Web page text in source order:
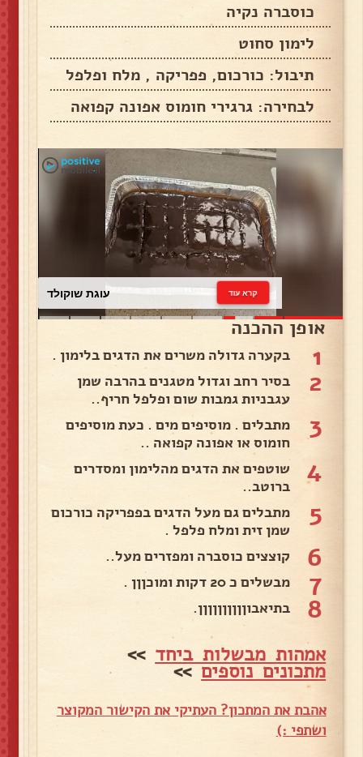
כוסברה נקיה
לימון סחוט
תיבול: כורכום, פפריקה , מלח ופלפל
לבחירה: גרגירי חומוס אפונה קפואה
עוגת שוקולד קרא עוד
אופן ההכנה
1 בקערה גדולה משרים את הדגים בלימון .
2
בסיר רחב וגדול מטגנים בהרבה שמן
עגבניות גמבות שום ופלפל חריף..
3
מתבלים . מוסיפים מים . כעת מוסיפים
חומוס או אפונה קפואה ..
4
שוטפים את הדגים מהלימון ומסדרים
ברוטב..
5
מתבלים גם מעל הדגים בפפריקה כורכום
שמן זית ומלח פלפל .
6 קוצצים כוסברה ומפזרים מעל..
7 מבשלים כ 20 דקות ומוכןןן .
8 בתיאבוןןןןןןןןןן.
אמהות מבשלות ביחד >>
מתכונים נוספים>>
אהבת את המתכון? העתיקי את הקישור המקוצר
ושתפי :)